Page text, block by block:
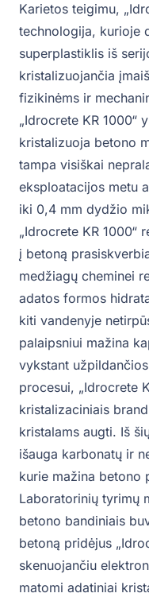
Karietos teigimu,
technologija, kurioje
superplastiklis iš
kristalizuojančia
fizikinėms ir
„Idrocrete KR 1000“
kristalizuoja betono
tampa visiškai
eksploatacijos metu
iki 0,4 mm dydžio
„Idrocrete KR 1000“
į betoną
medžiagų cheminei
adatos formos
kiti vandenyje
palaipsniui mažina
vykstant
procesui, „Idrocrete
kristalizaciniais
kristalams augti. Iš
išauga karbonatų ir
kurie mažina betono
Laboratorinių tyrimų
betono bandiniais
betoną pridėjus
skenuojančiu
matomi adatiniai